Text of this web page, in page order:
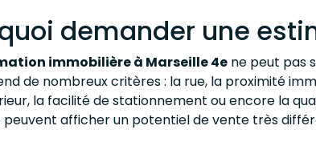
demander une
immobilière à Marseille 4e ne peut pas
de nombreux critères : la rue, la proximité
la facilité de stationnement ou encore la
peuvent afficher un potentiel de vente très